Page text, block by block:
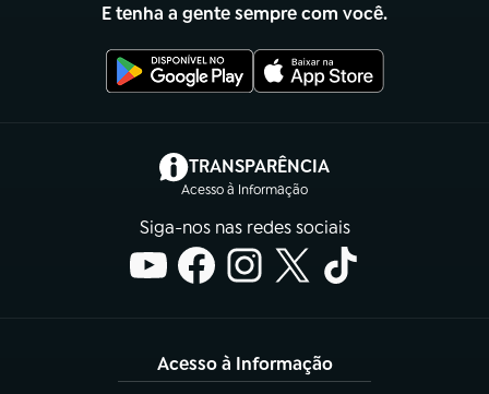
E tenha a gente sempre com você.
TRANSPARÊNCIA
Acesso à Informação
(abre em nova aba)
Siga-nos nas redes sociais
Acesso à Informação